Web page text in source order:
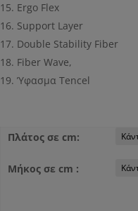
Ergo Flex
Support Layer
Double Stability Fiber
Fiber Wave,
Ύφασμα Tencel
Πλάτος σε cm:
Μήκος σε cm :